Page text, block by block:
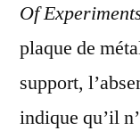
Of
plaque de
support,
indique qu’il